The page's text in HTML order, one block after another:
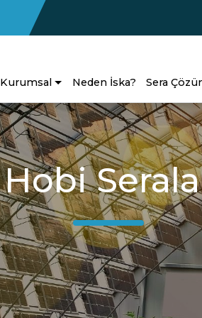
Kurumsal Neden İska? Sera
Hobi